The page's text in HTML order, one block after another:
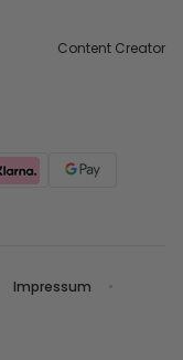
Content Creator
Impressum